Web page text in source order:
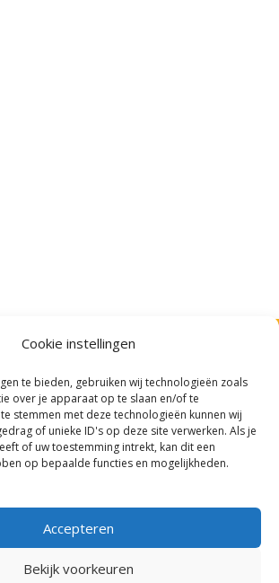
Cookie instellingen
te bieden, gebruiken wij technologieën zoals
over je apparaat op te slaan en/of te
stemmen met deze technologieën kunnen wij
of unieke ID's op deze site verwerken. Als je
of uw toestemming intrekt, kan dit een
op bepaalde functies en mogelijkheden.
Accepteren
Bekijk voorkeuren
Cursus aanbod
Alle cursussen
Coaching
Leernetwerken